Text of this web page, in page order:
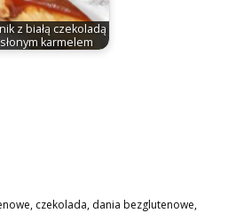
z białą czekoladą
karmelem
, czekolada, dania bezglutenowe,